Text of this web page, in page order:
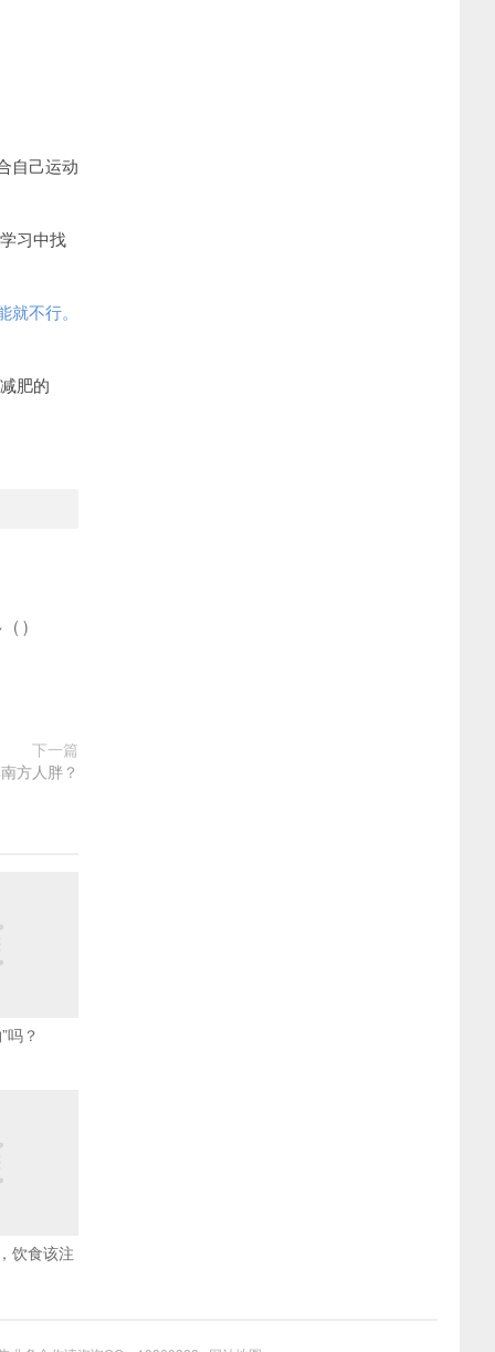
自己运动
习中找
不行。
肥的
( )
下一篇
方人胖？
吗？
饮食该注